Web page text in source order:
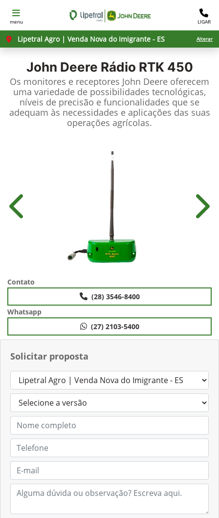
menu LIGAR
Lipetral Agro | Venda Nova do Imigrante - ES Alterar
John Deere Rádio RTK 450
Os monitores e receptores John Deere oferecem
uma variedade de possibilidades tecnológicas,
níveis de precisão e funcionalidades que se
adequam às necessidades e aplicações das suas
operações agrícolas.
Solicitar proposta
Anterior
Contato
(28) 3546-8400
Whatsapp
(27) 2103-5400